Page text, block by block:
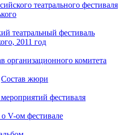
театрального фестиваля
театральный фестиваль
2011 год
организационного комитета
Состав жюри
фестиваля
V-ом фестивале